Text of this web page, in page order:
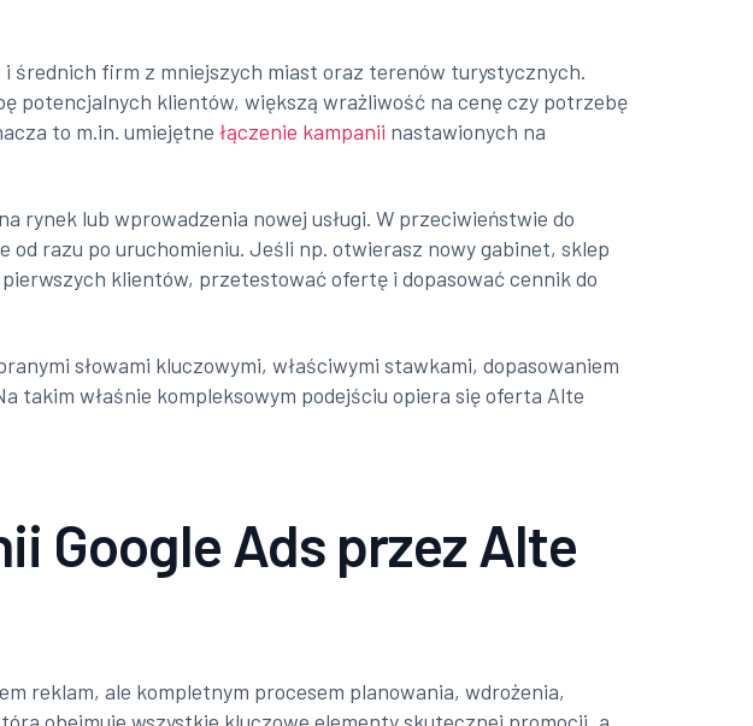
średnich firm z mniejszych miast oraz terenów turystycznych.
potencjalnych klientów, większą wrażliwość na cenę czy potrzebę
to m.in. umiejętnełączenie kampanii nastawionych na
rynek lub wprowadzenia nowej usługi. W przeciwieństwie do
od razu po uruchomieniu. Jeśli np. otwierasz nowy gabinet, sklep
klientów, przetestować ofertę i dopasować cennik do
słowami kluczowymi, właściwymi stawkami, dopasowaniem
takim właśnie kompleksowym podejściu opiera się oferta Alte
Google Ads przez Alte
reklam, ale kompletnym procesem planowania, wdrożenia,